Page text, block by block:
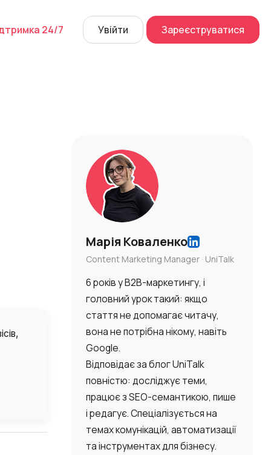
24/7 Увійти Зареєструватися
Марія Коваленко
Content Marketing Manager · UniTalk
6 років у B2B-маркетингу, і
головний урок такий: якщо
стаття не допомагає читачу,
вона не потрібна нікому, навіть
Google.
Відповідає за блог UniTalk
повністю: досліджує теми,
працює з SEO-семантикою, пише
і редагує. Спеціалізується на
темах комунікацій, автоматизації
та інструментах для бізнесу.